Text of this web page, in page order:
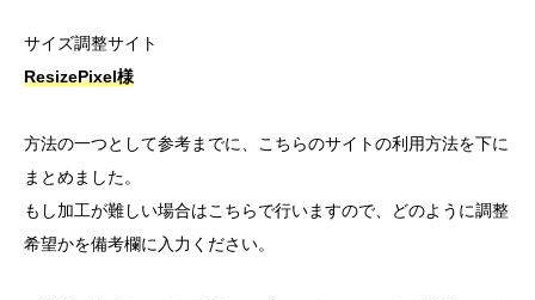
サイズ調整サイト
ResizePixel様
方法の一つとして参考までに、こちらのサイトの利用方法を下に
まとめました。
もし加工が難しい場合はこちらで行いますので、どのように調整
希望かを備考欄に入力ください。